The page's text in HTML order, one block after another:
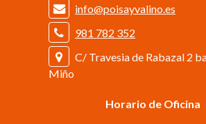
info@poisayvalino.es
981 782 352
C/ Travesia de Rabazal 2
Miño
Horario de Oficina